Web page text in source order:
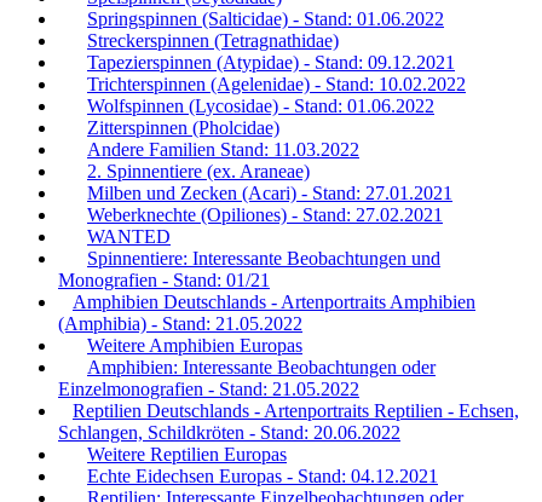
Springspinnen (Salticidae) - Stand: 01.06.2022
Streckerspinnen (Tetragnathidae)
Tapezierspinnen (Atypidae) - Stand: 09.12.2021
Trichterspinnen (Agelenidae) - Stand: 10.02.2022
Wolfspinnen (Lycosidae) - Stand: 01.06.2022
Zitterspinnen (Pholcidae)
Andere Familien Stand: 11.03.2022
2. Spinnentiere (ex. Araneae)
Milben und Zecken (Acari) - Stand: 27.01.2021
Weberknechte (Opiliones) - Stand: 27.02.2021
WANTED
Spinnentiere: Interessante Beobachtungen und
Monografien - Stand: 01/21
Amphibien Deutschlands - Artenportraits Amphibien
(Amphibia) - Stand: 21.05.2022
Weitere Amphibien Europas
Amphibien: Interessante Beobachtungen oder
Einzelmonografien - Stand: 21.05.2022
Reptilien Deutschlands - Artenportraits Reptilien - Echsen,
Schlangen, Schildkröten - Stand: 20.06.2022
Weitere Reptilien Europas
Echte Eidechsen Europas - Stand: 04.12.2021
Reptilien: Interessante Einzelbeobachtungen oder